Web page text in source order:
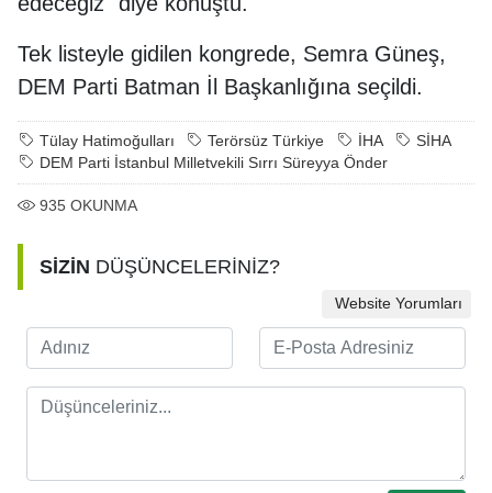
Tek listeyle gidilen kongrede, Semra Güneş,
DEM Parti Batman İl Başkanlığına seçildi.
Tülay Hatimoğulları Terörsüz Türkiye İHA
SİHA
DEM Parti İstanbul Milletvekili Sırrı Süreyya Önder
935 OKUNMA
SİZİN DÜŞÜNCELERİNİZ?
Website Yorumları